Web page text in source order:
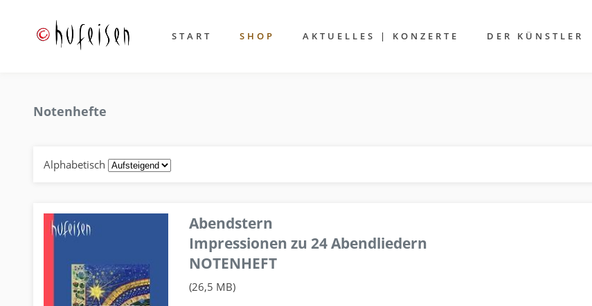
START SHOP AKTUELLES | KONZERTE DER KÜNSTLER
Notenhefte
Alphabetisch
Abendstern
Impressionen zu 24 Abendliedern
NOTENHEFT
(26,5 MB)